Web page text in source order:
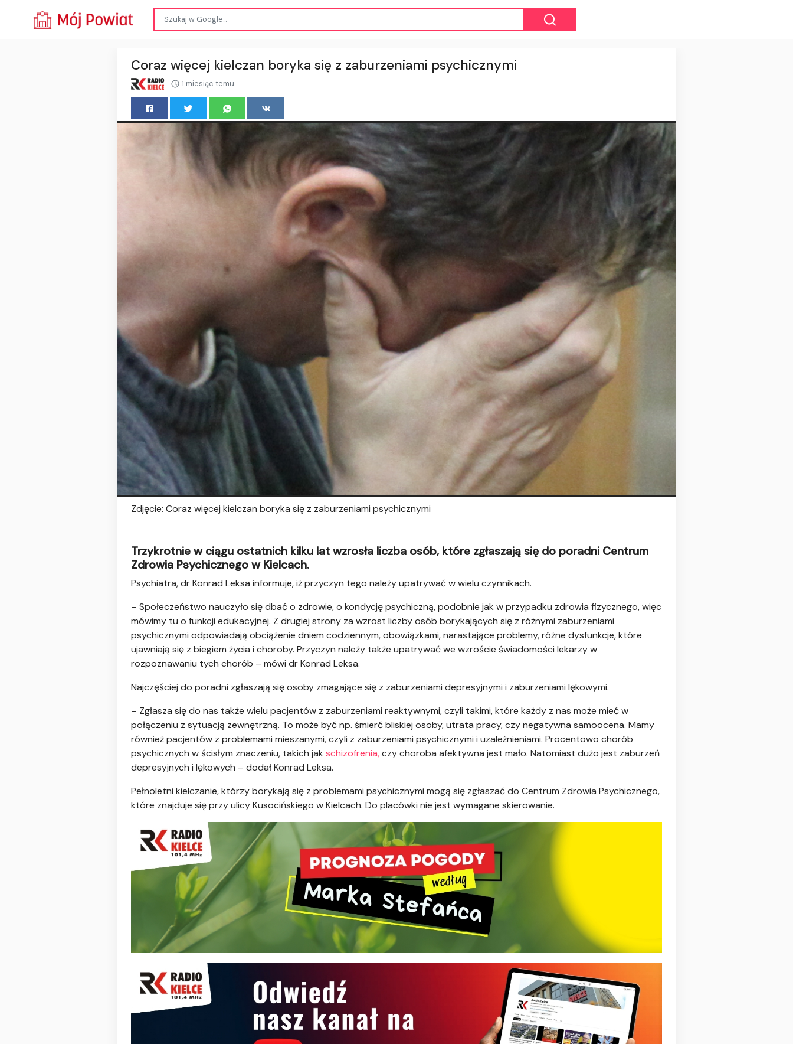
Coraz więcej kielczan boryka się z zaburzeniami psychicznymi
1 miesiąc temu
Zdjęcie: Coraz więcej kielczan boryka się z zaburzeniami psychicznymi
Trzykrotnie w ciągu ostatnich kilku lat wzrosła liczba osób, które zgłaszają się do poradni Centrum
Zdrowia Psychicznego w Kielcach.
Psychiatra, dr Konrad Leksa informuje, iż przyczyn tego należy upatrywać w wielu czynnikach.
– Społeczeństwo nauczyło się dbać o zdrowie, o kondycję psychiczną, podobnie jak w przypadku zdrowia fizycznego, więc
mówimy tu o funkcji edukacyjnej. Z drugiej strony za wzrost liczby osób borykających się z różnymi zaburzeniami
psychicznymi odpowiadają obciążenie dniem codziennym, obowiązkami, narastające problemy, różne dysfunkcje, które
ujawniają się z biegiem życia i choroby. Przyczyn należy także upatrywać we wzroście świadomości lekarzy w
rozpoznawaniu tych chorób – mówi dr Konrad Leksa.
Najczęściej do poradni zgłaszają się osoby zmagające się z zaburzeniami depresyjnymi i zaburzeniami lękowymi.
– Zgłasza się do nas także wielu pacjentów z zaburzeniami reaktywnymi, czyli takimi, które każdy z nas może mieć w
połączeniu z sytuacją zewnętrzną. To może być np. śmierć bliskiej osoby, utrata pracy, czy negatywna samoocena. Mamy
również pacjentów z problemami mieszanymi, czyli z zaburzeniami psychicznymi i uzależnieniami. Procentowo chorób
psychicznych w ścisłym znaczeniu, takich jak schizofrenia,czy choroba afektywna jest mało. Natomiast dużo jest zaburzeń
depresyjnych i lękowych – dodał Konrad Leksa.
Pełnoletni kielczanie, którzy borykają się z problemami psychicznymi mogą się zgłaszać do Centrum Zdrowia Psychicznego,
które znajduje się przy ulicy Kusocińskiego w Kielcach. Do placówki nie jest wymagane skierowanie.